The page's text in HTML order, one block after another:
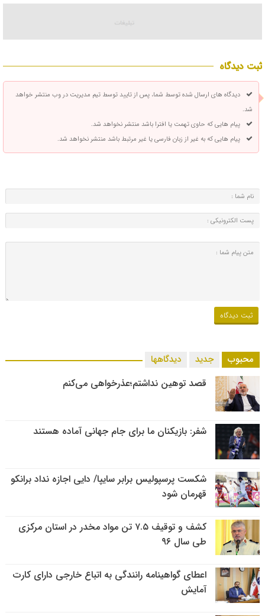
ثبت دیدگاه
دیدگاه های ارسال شده توسط شما، پس از تایید توسط تیم مدیریت در وب منتشر خواهد
شد.
پیام هایی که حاوی تهمت یا افترا باشد منتشر نخواهد شد.
پیام هایی که به غیر از زبان فارسی یا غیر مرتبط باشد منتشر نخواهد شد.
محبوب جدید دیدگاهها
قصد توهین نداشتم؛عذرخواهی می‌کنم
شفر: بازیکنان ما برای جام جهانی آماده هستند
شکست پرسپولیس برابر سایپا/ دایی اجازه نداد برانکو
قهرمان شود
کشف و توقیف ۷.۵ تن مواد مخدر در استان مرکزی
طی سال ۹۶
اعطای گواهینامه رانندگی به اتباع خارجی دارای کارت
آمایش